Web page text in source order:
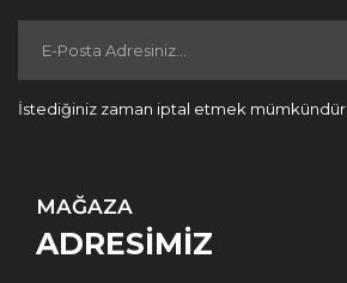
İstediğiniz zaman iptal etmek mümkündür.
MAĞAZA
ADRESİMİZ